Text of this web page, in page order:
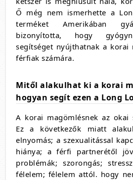
Ő még nem ismerhette a
terméket Amerikában
bizonyította, hogy
segítséget nyújthatnak a korai
férfiak számára.
Mitől alakulhat ki a korai
hogyan segít ezen a Long
A korai magömlésnek az okai
Ez a következők miatt
elnyomás; a szexualitással
hiánya; a férfi partnerétől
problémák; szorongás;
félelem; félelem attól. hogy